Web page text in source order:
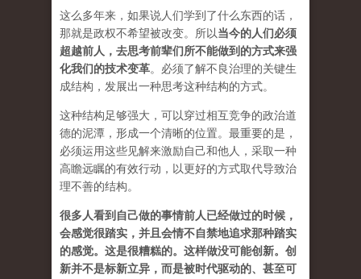
这么多年来，如果说人们学到了什么东西的话，
那就是政权不希望被改变。所以当今的人们必须
超越前人，去思考前辈们所不能做到的方式来强
化我们的技术变革。必须了解不良治理的关键生
成结构，发展出一种思考这种结构的方式。
这种结构足够强大，可以穿过相互竞争的政治道
德的泥潭，形成一个清晰的位置。最重要的是，
必须运用这些见解来激励自己和他人，采取一种
高瞻远瞩的有效行动，以更好的方式取代导致治
理不善的结构。
很多人看到自己做的事情前人已经做过的时候，
会感觉很踏实，并且会情不自禁地追求那种踏实
的感觉。这是很糟糕的。这样做没可能创新。创
新并不是标新立异，而是被时代驱动的、甚至可